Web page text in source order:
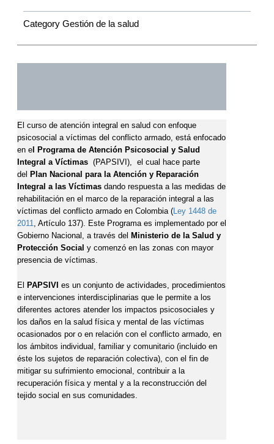
Category Gestión de la salud
El curso de atención integral en salud con enfoque
psicosocial a víctimas del conflicto armado, está enfocado
en el ​​​​Programa de Atención Psicosocial y Salud
Integral a Víctimas(PAPSIVI)​, el cual hace parte
del Plan Nacional para​​ la Atención y Reparación
Integral a las Víctimas dando respuesta a las medidas de
rehabilitación en el marco de la reparación integral a las
víctimas del conflicto armado en Colombia (Ley 1448 de
2011, Artículo 137). Este Programa es implementado por el
Gobierno Nacional, a través del Ministerio de la Salud y
Protección Social y comenzó en las zonas con mayor
presencia de víctimas.
El PAPSIVI es un conjunto de actividades, procedimientos
e intervenciones interdisciplinarias que le permite a los
diferentes actores atender los impactos psicosociales y
los daños en la salud física y mental de las víctimas
ocasionados por o en relación con el conflicto armado, en
los ámbitos individual, familiar y comunitario (incluido en
éste los sujetos de reparación colectiva), con el fin de
mitigar su sufrimiento emocional, contribuir a la
recuperación física y mental y a la reconstrucción del
tejido social en sus comunidades.